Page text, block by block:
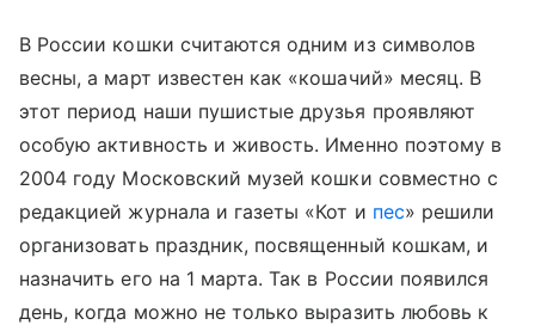
В России кошки считаются одним из символов
весны, а март известен как «кошачий» месяц. В
этот период наши пушистые друзья проявляют
особую активность и живость. Именно поэтому в
2004 году Московский музей кошки совместно с
редакцией журнала и газеты «Кот и пес» решили
организовать праздник, посвященный кошкам, и
назначить его на 1 марта. Так в России появился
день, когда можно не только выразить любовь к